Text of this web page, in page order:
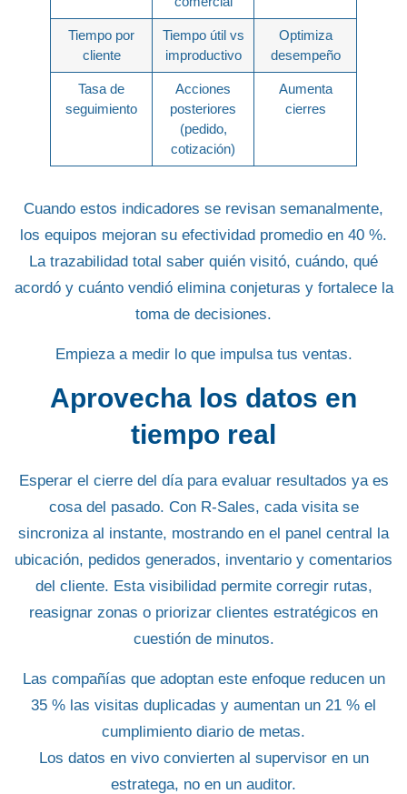
Tiempo por
cliente
Tiempo útil vs
improductivo
Optimiza
desempeño
Tasa de
seguimiento
Acciones
posteriores
(pedido,
cotización)
Aumenta
cierres
Cuando estos indicadores se revisan semanalmente,
los equipos mejoran su efectividad promedio en 40 %.
La trazabilidad total saber quién visitó, cuándo, qué
acordó y cuánto vendió elimina conjeturas y fortalece la
toma de decisiones.
Empieza a medir lo que impulsa tus ventas.
Aprovecha los datos en
tiempo real
Esperar el cierre del día para evaluar resultados ya es
cosa del pasado. Con R-Sales, cada visita se
sincroniza al instante, mostrando en el panel central la
ubicación, pedidos generados, inventario y comentarios
del cliente. Esta visibilidad permite corregir rutas,
reasignar zonas o priorizar clientes estratégicos en
cuestión de minutos.
Las compañías que adoptan este enfoque reducen un
35 % las visitas duplicadas y aumentan un 21 % el
cumplimiento diario de metas.
Los datos en vivo convierten al supervisor en un
estratega, no en un auditor.